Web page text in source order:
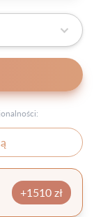
+1510 zł